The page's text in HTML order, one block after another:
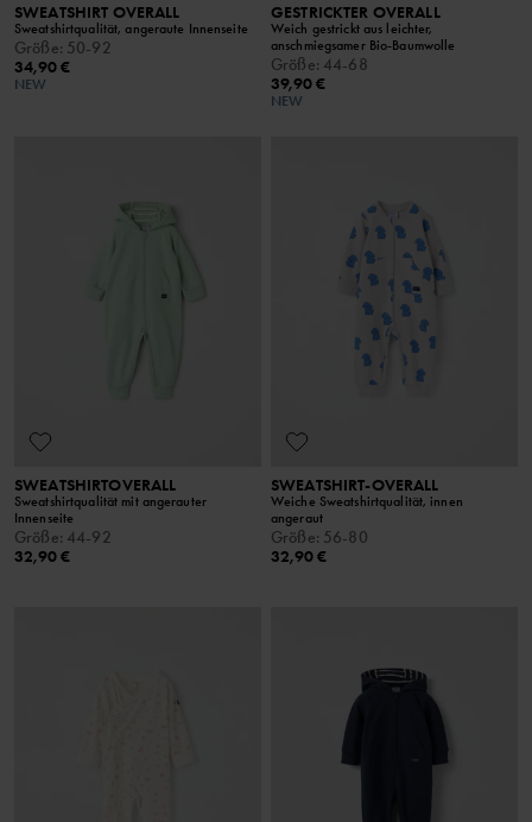
SWEATSHIRT OVERALL
Sweatshirtqualität, angeraute Innenseite
Größe: 50-92
34,90 €
NEW
GESTRICKTER OVERALL
Weich gestrickt aus leichter,
anschmiegsamer Bio-Baumwolle
Größe: 44-68
39,90 €
NEW
SWEATSHIRTOVERALL
Sweatshirtqualität mit angerauter
Innenseite
Größe: 44-92
32,90 €
SWEATSHIRT-OVERALL
Weiche Sweatshirtqualität, innen
angeraut
Größe: 56-80
32,90 €